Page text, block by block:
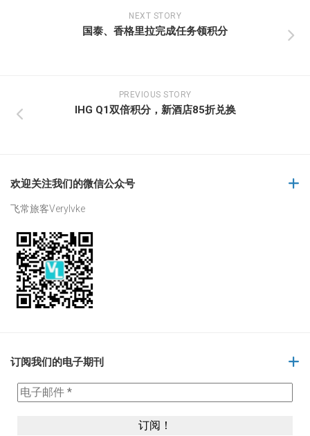
NEXT STORY
国泰、香格里拉完成任务领积分
PREVIOUS STORY
IHG Q1双倍积分，新酒店85折兑换
欢迎关注我们的微信公众号
飞常旅客Verylvke
订阅我们的电子期刊